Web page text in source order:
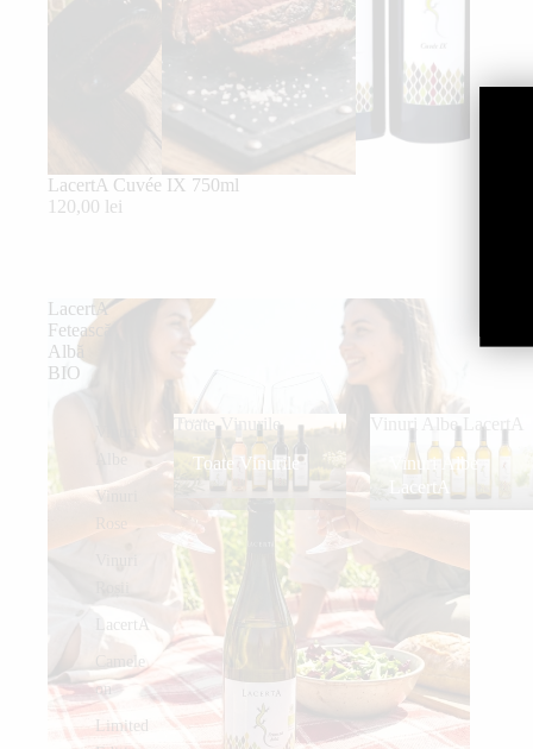
Vinuri
LacertA
Camele
on
Limited
Toate Vinurile
Toate Vinurile
Vinuri Albe LacertA
Vinuri Albe
LacertA
LacertA Cuvée IX 750ml
120,00 lei
LacertA
Fetească
Albă
BIO